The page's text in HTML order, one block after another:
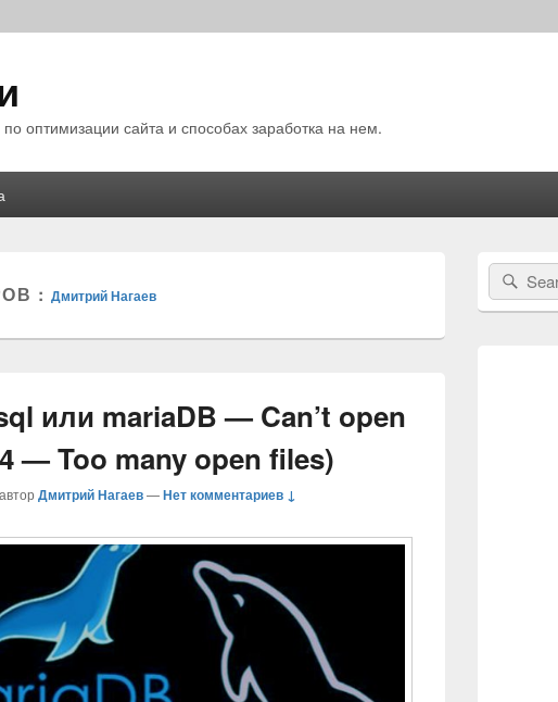
оптимизации сайта и способах заработка на нем.
:Дмитрий Нагаев
или mariaDB — Can’t open
— Too many open files)
автор Дмитрий Нагаев—Нет комментариев ↓
Область
основной
боковой
панели
Search
for: